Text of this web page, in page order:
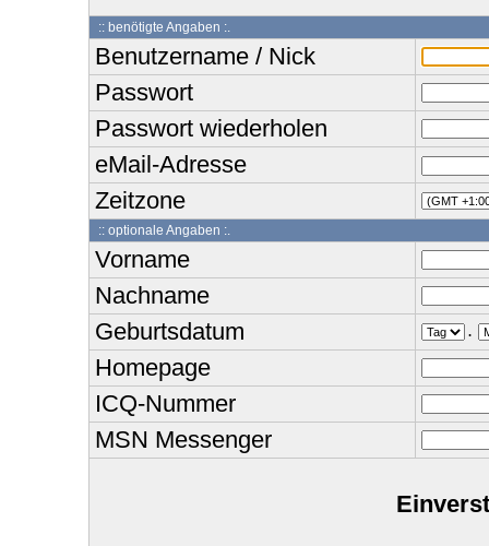
:: benötigte Angaben :.
Benutzername / Nick
Passwort
Passwort wiederholen
eMail-Adresse
Zeitzone
:: optionale Angaben :.
Vorname
Nachname
Geburtsdatum
.
Homepage
ICQ-Nummer
MSN Messenger